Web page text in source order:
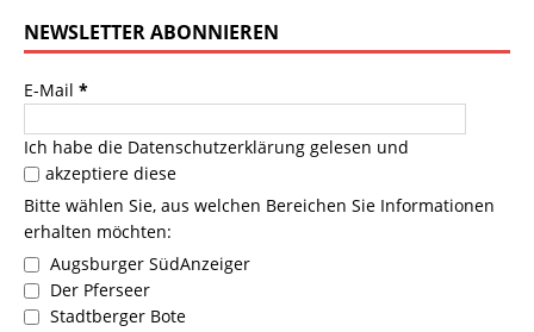
NEWSLETTER ABONNIEREN
E-Mail *
Ich habe die Datenschutzerklärung gelesen und
akzeptiere diese
Bitte wählen Sie, aus welchen Bereichen Sie Informationen
erhalten möchten:
Augsburger SüdAnzeiger
Der Pferseer
Stadtberger Bote